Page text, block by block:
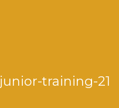
junior-training-21